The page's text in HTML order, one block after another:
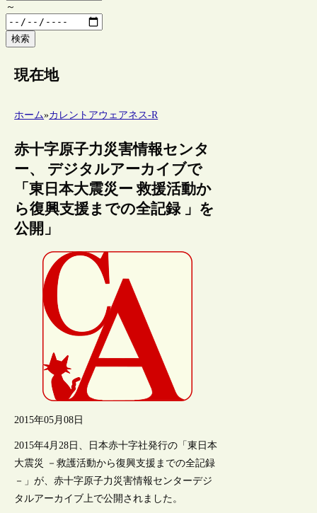
～
検索
現在地
ホーム»カレントアウェアネス-R
赤十字原子力災害情報センタ
ー、 デジタルアーカイブで
「東日本大震災ー 救援活動か
ら復興支援までの全記録 」を
公開」
2015年05月08日
2015年4月28日、日本赤十字社発行の「東日本
大震災 －救護活動から復興支援までの全記録
－」が、赤十字原子力災害情報センターデジ
タルアーカイブ上で公開されました。